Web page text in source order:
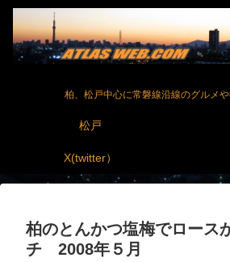
柏、松戸中心に常磐線沿線のグルメ
松戸
X(twitter）
柏のとんかつ塩梅でロース
チ 2008年５月